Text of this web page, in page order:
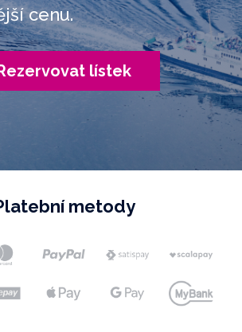
cenu.
lístek
metody